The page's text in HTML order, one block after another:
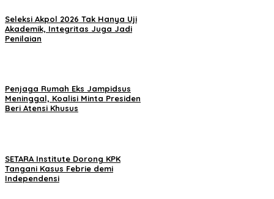
Seleksi Akpol 2026 Tak Hanya Uji
Akademik, Integritas Juga Jadi
Penilaian
Penjaga Rumah Eks Jampidsus
Meninggal, Koalisi Minta Presiden
Beri Atensi Khusus
SETARA Institute Dorong KPK
Tangani Kasus Febrie demi
Independensi